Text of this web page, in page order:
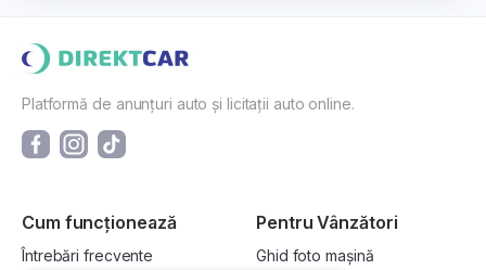
Platformă de anunțuri auto și licitații auto online.
Cum funcționează
Întrebări frecvente
Pentru Vânzători
Ghid foto mașină